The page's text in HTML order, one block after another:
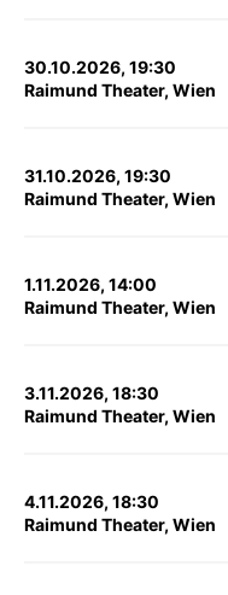
30.10.2026, 19:30
Raimund Theater, Wien
31.10.2026, 19:30
Raimund Theater, Wien
1.11.2026, 14:00
Raimund Theater, Wien
3.11.2026, 18:30
Raimund Theater, Wien
4.11.2026, 18:30
Raimund Theater, Wien